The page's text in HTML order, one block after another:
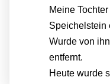
Meine
Speichelstein
Wurde von
entfernt.
Heute wurde